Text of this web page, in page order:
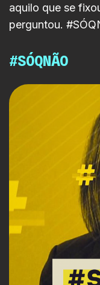
aquilo que se
perguntou.
#SÓQNÃO